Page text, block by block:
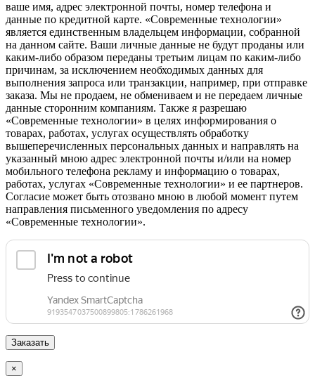
ваше имя, адрес электронной почты, номер телефона и
данные по кредитной карте. «Современные технологии»
является единственным владельцем информации, собранной
на данном сайте. Ваши личные данные не будут проданы или
каким-либо образом переданы третьим лицам по каким-либо
причинам, за исключением необходимых данных для
выполнения запроса или транзакции, например, при отправке
заказа. Мы не продаем, не обмениваем и не передаем личные
данные сторонним компаниям. Также я разрешаю
«Современные технологии» в целях информирования о
товарах, работах, услугах осуществлять обработку
вышеперечисленных персональных данных и направлять на
указанный мною адрес электронной почты и/или на номер
мобильного телефона рекламу и информацию о товарах,
работах, услугах «Современные технологии» и ее партнеров.
Согласие может быть отозвано мною в любой момент путем
направления письменного уведомления по адресу
«Современные технологии».
×